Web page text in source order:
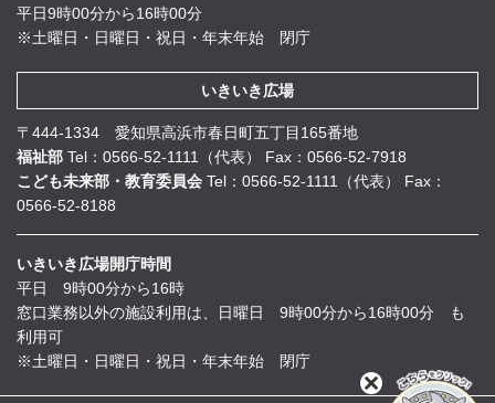
平日9時00分から16時00分
※土曜日・日曜日・祝日・年末年始 閉庁
いきいき広場
〒444-1334 愛知県高浜市春日町五丁目165番地
福祉部 Tel：0566-52-1111（代表）
Fax：0566-52-7918
こども未来部・教育委員会 Tel：0566-52-1111（代表）
Fax：
0566-52-8188
いきいき広場開庁時間
平日 9時00分から16時
窓口業務以外の施設利用は、日曜日 9時00分から16時00分 も
利用可
※土曜日・日曜日・祝日・年末年始 閉庁
閉